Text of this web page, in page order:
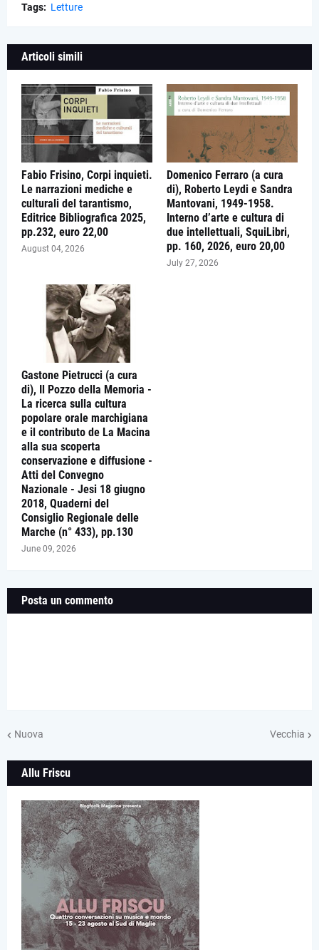
Tags: Letture
Articoli simili
Fabio Frisino, Corpi inquieti.
Le narrazioni mediche e
culturali del tarantismo,
Editrice Bibliografica 2025,
pp.232, euro 22,00
August 04, 2026
Domenico Ferraro (a cura
di), Roberto Leydi e Sandra
Mantovani, 1949-1958.
Interno d’arte e cultura di
due intellettuali, SquiLibri,
pp. 160, 2026, euro 20,00
July 27, 2026
Gastone Pietrucci (a cura
di), Il Pozzo della Memoria -
La ricerca sulla cultura
popolare orale marchigiana
e il contributo de La Macina
alla sua scoperta
conservazione e diffusione -
Atti del Convegno
Nazionale - Jesi 18 giugno
2018, Quaderni del
Consiglio Regionale delle
Marche (n° 433), pp.130
June 09, 2026
Posta un commento
Nuova Vecchia
Allu Friscu